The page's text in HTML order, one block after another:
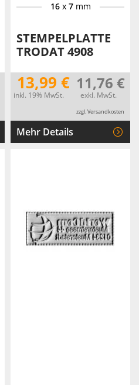
16x 7mm
STEMPELPLATTE
TRODAT 4908
13,99 €
inkl. 19% MwSt.
11,76 €
exkl. MwSt.
zzgl. Versandkosten
Mehr Details